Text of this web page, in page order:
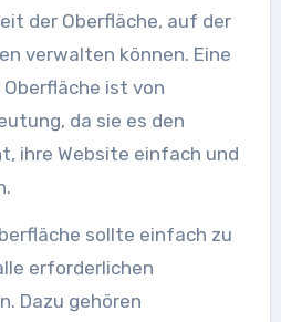
der Oberfläche, auf der
verwalten können. Eine
ist von
da sie es den
ihre Website einfach und
sollte einfach zu
erforderlichen
Dazu gehören